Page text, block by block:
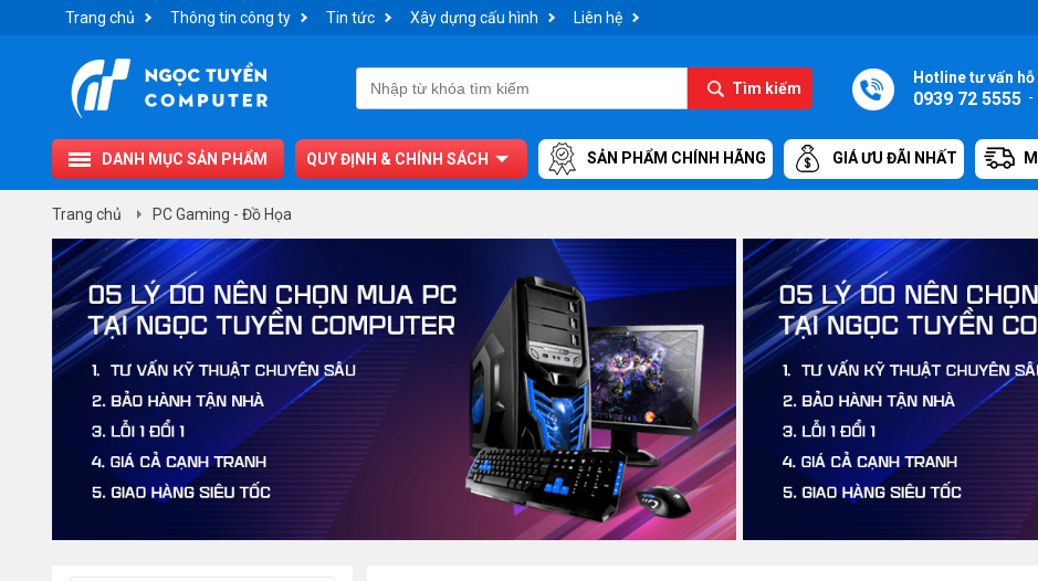
Trang chủ Thông tin công ty Tin tức Xây dựng cấu hình Liên hệ
Tìm kiếm
Hotline tư vấn
0939 72 5555 -
DANH MỤC SẢN PHẨM QUY ĐỊNH & CHÍNH SÁCH SẢN PHẨM CHÍNH HÃNG GIÁ ƯU ĐÃI NHẤT
Trang chủ PC Gaming - Đồ Họa